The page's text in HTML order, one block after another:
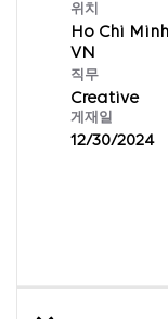
위치
Ho Chi
직무
Creative
게재일
12/30/2024